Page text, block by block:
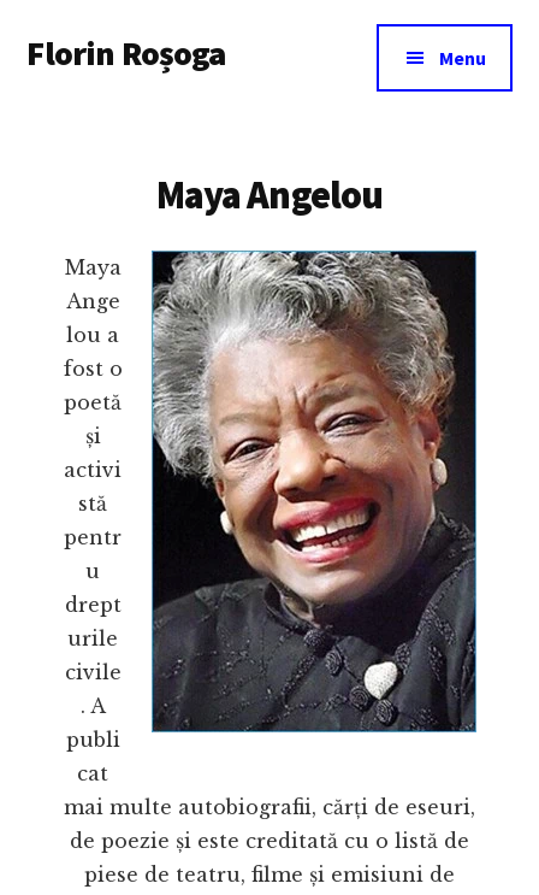
main
menu
Florin Roșoga Menu
Maya Angelou
Maya
Ange
lou a
fost o
poetă
și
activi
stă
pentr
u
drept
urile
civile
. A
publi
cat
mai multe autobiografii, cărți de eseuri,
de poezie și este creditată cu o listă de
piese de teatru, filme și emisiuni de